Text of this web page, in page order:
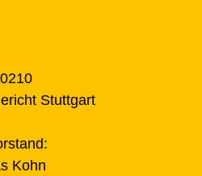
Stuttgart
Kohn